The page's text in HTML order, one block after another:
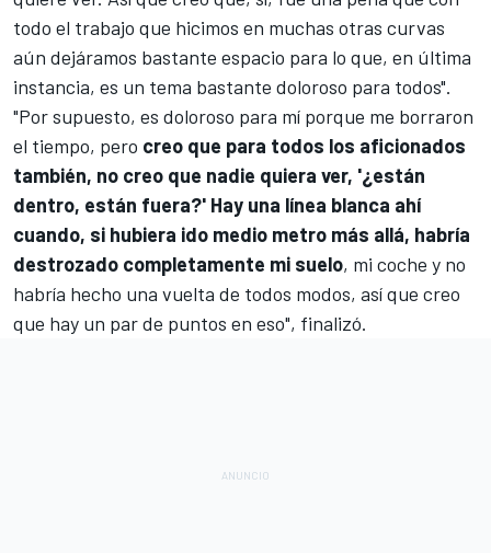
todo el trabajo que hicimos en muchas otras curvas
aún dejáramos bastante espacio para lo que, en última
instancia, es un tema bastante doloroso para todos".
"Por supuesto, es doloroso para mí porque me borraron
el tiempo, pero creo que para todos los aficionados
también, no creo que nadie quiera ver, '¿están
dentro, están fuera?' Hay una línea blanca ahí
cuando, si hubiera ido medio metro más allá, habría
destrozado completamente mi suelo, mi coche y no
habría hecho una vuelta de todos modos, así que creo
que hay un par de puntos en eso", finalizó.